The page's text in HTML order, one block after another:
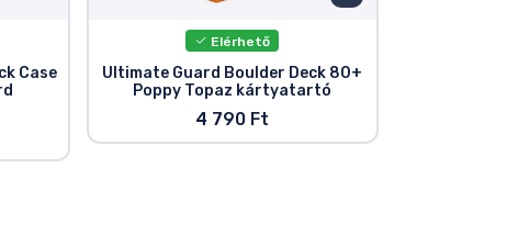
Case
Elérhető
Ultimate Guard Boulder Deck 80+
Poppy Topaz kártyatartó
4 790 Ft